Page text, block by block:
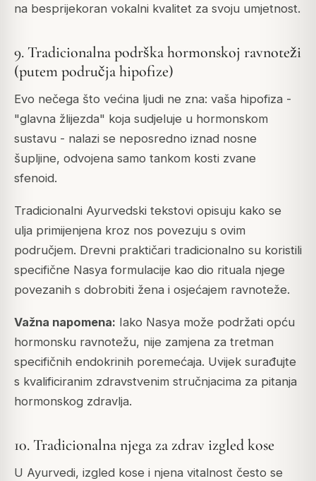
na besprijekoran vokalni kvalitet za svoju umjetnost.
9. Tradicionalna podrška hormonskoj ravnoteži
(putem područja hipofize)
Evo nečega što većina ljudi ne zna: vaša hipofiza -
"glavna žlijezda" koja sudjeluje u hormonskom
sustavu - nalazi se neposredno iznad nosne
šupljine, odvojena samo tankom kosti zvane
sfenoid.
Tradicionalni Ayurvedski tekstovi opisuju kako se
ulja primijenjena kroz nos povezuju s ovim
područjem. Drevni praktičari tradicionalno su koristili
specifične Nasya formulacije kao dio rituala njege
povezanih s dobrobiti žena i osjećajem ravnoteže.
Važna napomena: Iako Nasya može podržati opću
hormonsku ravnotežu, nije zamjena za tretman
specifičnih endokrinih poremećaja. Uvijek surađujte
s kvalificiranim zdravstvenim stručnjacima za pitanja
hormonskog zdravlja.
10. Tradicionalna njega za zdrav izgled kose
U Ayurvedi, izgled kose i njena vitalnost često se